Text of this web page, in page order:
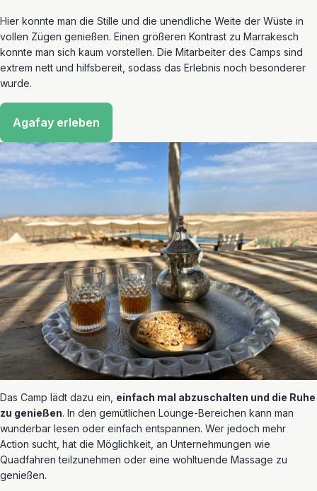
Hier konnte man die Stille und die unendliche Weite der Wüste in
vollen Zügen genießen. Einen größeren Kontrast zu Marrakesch
konnte man sich kaum vorstellen. Die Mitarbeiter des Camps sind
extrem nett und hilfsbereit, sodass das Erlebnis noch besonderer
wurde.
Agafay erleben
Das Camp lädt dazu ein, einfach mal abzuschalten und die Ruhe
zu genießen. In den gemütlichen Lounge-Bereichen kann man
wunderbar lesen oder einfach entspannen. Wer jedoch mehr
Action sucht, hat die Möglichkeit, an Unternehmungen wie
Quadfahren teilzunehmen oder eine wohltuende Massage zu
genießen.